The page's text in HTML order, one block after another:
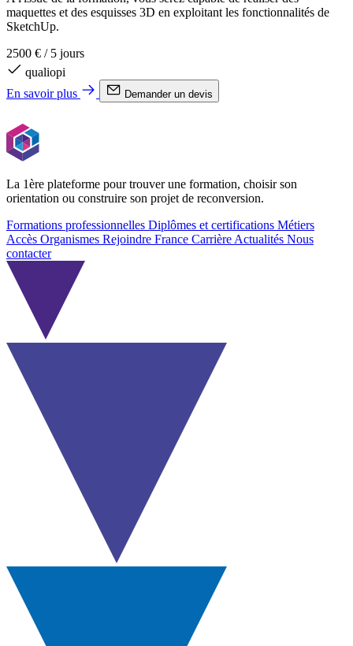
maquettes et des esquisses 3D en exploitant les fonctionnalités de
SketchUp.
2500 € / 5 jours
qualiopi
En savoir plus
Demander un devis
La 1ère plateforme pour trouver une formation, choisir son
orientation ou construire son projet de reconversion.
Formations professionnelles Diplômes et certifications Métiers
Accès Organismes Rejoindre France CarrièreActualités Nous
contacter